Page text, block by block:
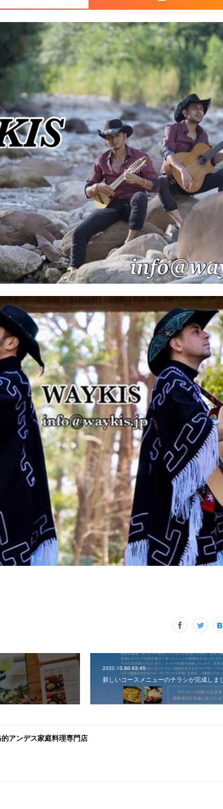
2020.10.30 03:45
新しいコースメニューのチラシが完成しま
アンデス家庭料理専門店